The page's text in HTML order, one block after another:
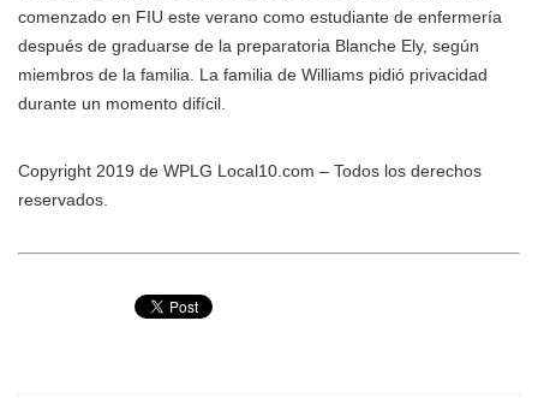
comenzado en FIU este verano como estudiante de enfermería
después de graduarse de la preparatoria Blanche Ely, según
miembros de la familia. La familia de Williams pidió privacidad
durante un momento difícil.
Copyright 2019 de WPLG Local10.com – Todos los derechos
reservados.